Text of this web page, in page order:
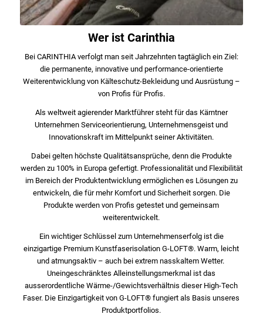
Wer ist Carinthia
Bei CARINTHIA verfolgt man seit Jahrzehnten tagtäglich ein Ziel:
die permanente, innovative und performance-orientierte
Weiterentwicklung von Kälteschutz-Bekleidung und Ausrüstung –
von Profis für Profis.
Als weltweit agierender Marktführer steht für das Kärntner
Unternehmen Serviceorientierung, Unternehmensgeist und
Innovationskraft im Mittelpunkt seiner Aktivitäten.
Dabei gelten höchste Qualitätsansprüche, denn die Produkte
werden zu 100% in Europa gefertigt. Professionalität und Flexibilität
im Bereich der Produktentwicklung ermöglichen es Lösungen zu
entwickeln, die für mehr Komfort und Sicherheit sorgen. Die
Produkte werden von Profis getestet und gemeinsam
weiterentwickelt.
Ein wichtiger Schlüssel zum Unternehmenserfolg ist die
einzigartige Premium Kunstfaserisolation G-LOFT®. Warm, leicht
und atmungsaktiv – auch bei extrem nasskaltem Wetter.
Uneingeschränktes Alleinstellungsmerkmal ist das
ausserordentliche Wärme-/Gewichtsverhältnis dieser High-Tech
Faser. Die Einzigartigkeit von G-LOFT® fungiert als Basis unseres
Produktportfolios.